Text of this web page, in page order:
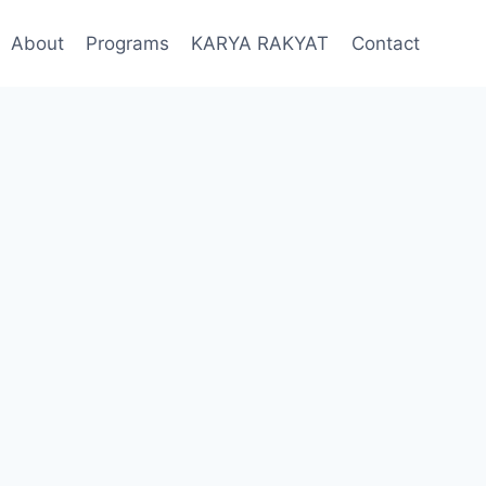
About Programs KARYA RAKYAT Contact